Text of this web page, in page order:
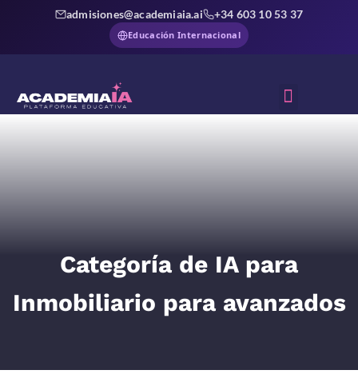
admisiones@academiaia.ai +34 603 10 53 37
Educación Internacional
Categoría de IA para
Inmobiliario para avanzados